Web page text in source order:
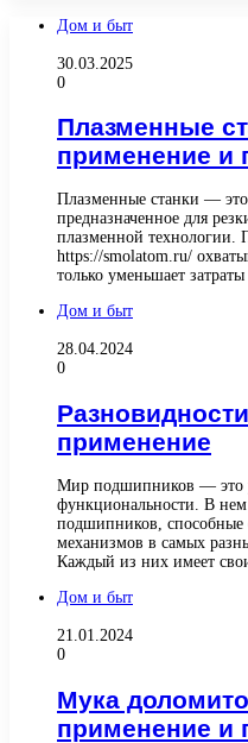
Дом и быт
30.03.2025
0
Плазменные
применение и
Плазменные станки — это
предназначенное для
плазменной технологии.
https://smolatom.ru/
только уменьшает
Дом и быт
28.04.2024
0
применение
Мир подшипников — это
функциональности. В
подшипников, способные
механизмов в самых
Каждый из них имеет
Дом и быт
21.01.2024
0
Мука
применение и